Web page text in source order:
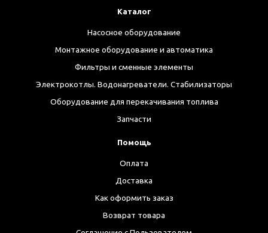
Каталог
Насосное оборудование
Монтажное оборудование и автоматика
Фильтры и сменные элементы
Электрокотлы. Водонагреватели. Стабилизаторы
Оборудование для перекачивания топлива
Запчасти
Помощь
Оплата
Доставка
Как оформить заказ
Возврат товара